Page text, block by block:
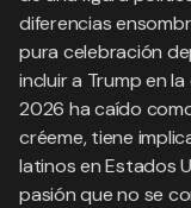
diferencias
pura celebración
incluir a Trump en
2026 ha caído
créeme, tiene
latinos en Estados
pasión que no se